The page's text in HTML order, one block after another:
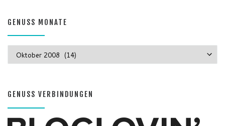
GENUSS MONATE
GENUSS VERBINDUNGEN